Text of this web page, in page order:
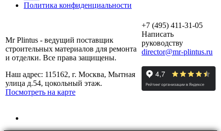
Политика конфиденциальности
Mr Plintus - ведущий поставщик
строительных материалов для ремонта
и отделки. Все права защищены.
Наш адрес: 115162, г. Москва, Мытная
улица д.54, цокольный этаж.
Посмотреть на карте
+7 (495) 411-31-05
Написать
руководству
director@mr-plintus.ru